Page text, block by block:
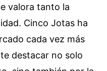
valora tanto la
Cinco Jotas ha
cada vez más
destacar no solo